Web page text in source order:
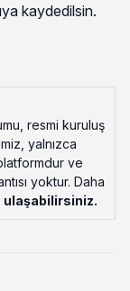
kaydedilsin.
resmi kuruluş
yalnızca
ve
yoktur. Daha
ulaşabilirsiniz.